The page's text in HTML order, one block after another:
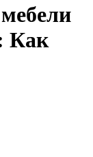
Как